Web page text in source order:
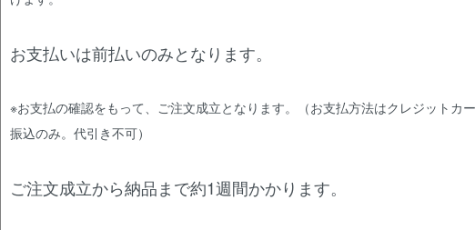
お支払いは前払いのみとなります。
※お支払の確認をもって、ご注文成立となります。（お支払方法はクレジットカ
振込のみ。代引き不可）
ご注文成立から納品まで約1週間かかります。